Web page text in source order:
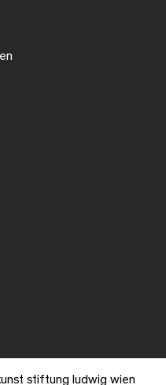
stiftung ludwig wien